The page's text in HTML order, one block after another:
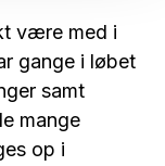
være med i
gange i løbet
samt
mange
op i